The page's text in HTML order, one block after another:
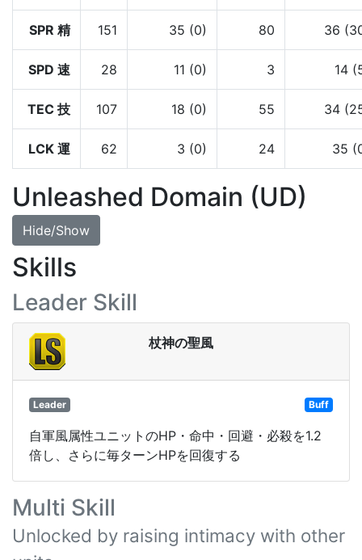
SPR 精 151 35 (0) 80 36
SPD 速 28 11 (0) 3 14
TEC 技 107 18 (0) 55 34
LCK 運 62 3 (0) 24 35
Unleashed Domain (UD)
Hide/Show
Skills
Leader Skill
杖神の聖風
Leader Buff
自軍風属性ユニットのHP・命中・回避・必殺を1.2
倍し、さらに毎ターンHPを回復する
Multi Skill
Unlocked by raising intimacy with other